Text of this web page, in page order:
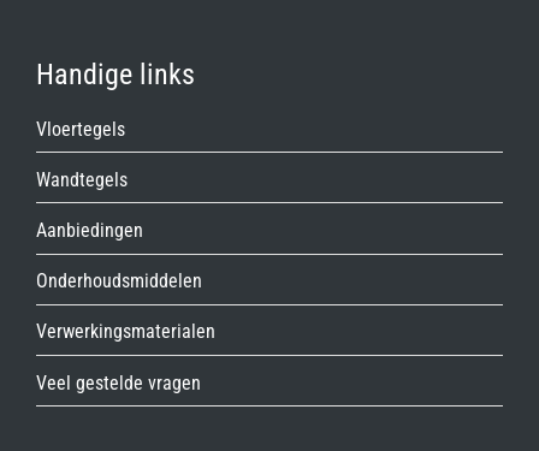
Handige links
Vloertegels
Wandtegels
Aanbiedingen
Onderhoudsmiddelen
Verwerkingsmaterialen
Veel gestelde vragen